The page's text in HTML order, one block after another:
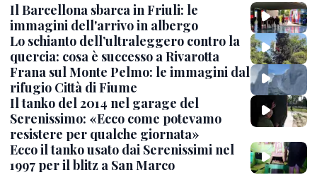
Il Barcellona sbarca in Friuli: le
immagini dell'arrivo in albergo
Lo schianto dell’ultraleggero contro la
quercia: cosa è successo a Rivarotta
Frana sul Monte Pelmo: le immagini dal
rifugio Città di Fiume
Il tanko del 2014 nel garage del
Serenissimo: «Ecco come potevamo
resistere per qualche giornata»
Ecco il tanko usato dai Serenissimi nel
1997 per il blitz a San Marco